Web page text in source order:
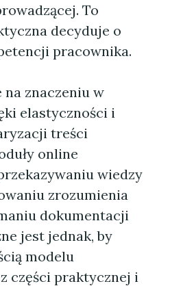
To
decyduje o
pracownika.
na znaczeniu w
elastyczności i
treści
online
wiedzy
zrozumienia
dokumentacji
jest jednak, by
modelu
części praktycznej i